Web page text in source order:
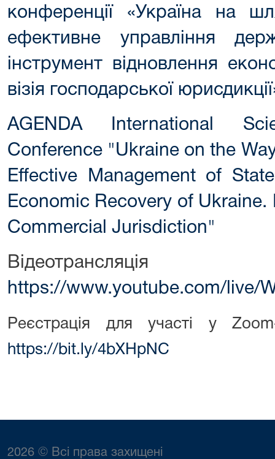
конференції «Україна на
ефективне управління
інструмент відновлення
візія господарської
AGENDA International
Conference "Ukraine on the
Effective Management of
Economic Recovery of
Commercial Jurisdiction"
https://www.youtube.com/live/
Реєстрація для участі у
https://bit.ly/4bXHpNC
2026 © Всі права захищені